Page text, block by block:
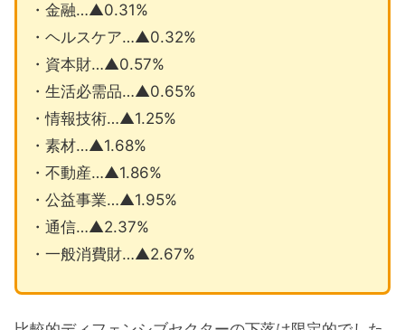
・金融…▲0.31%
・ヘルスケア…▲0.32%
・資本財…▲0.57%
・生活必需品…▲0.65%
・情報技術…▲1.25%
・素材…▲1.68%
・不動産…▲1.86%
・公益事業…▲1.95%
・通信…▲2.37%
・一般消費財…▲2.67%